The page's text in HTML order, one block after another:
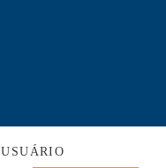
USUÁRIO